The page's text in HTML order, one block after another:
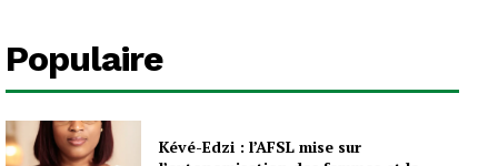
Populaire
Kévé-Edzi : l’AFSL mise sur